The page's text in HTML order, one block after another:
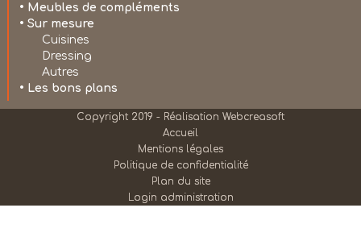
• Meubles de compléments
• Sur mesure
Cuisines
Dressing
Autres
• Les bons plans
Copyright 2019 - Réalisation Webcreasoft
Accueil
Mentions légales
Politique de confidentialité
Plan du site
Login administration